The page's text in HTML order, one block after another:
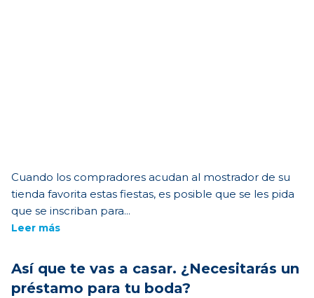
Cuando los compradores acudan al mostrador de su
tienda favorita estas fiestas, es posible que se les pida
que se inscriban para...
Leer más
Así que te vas a casar. ¿Necesitarás un
préstamo para tu boda?